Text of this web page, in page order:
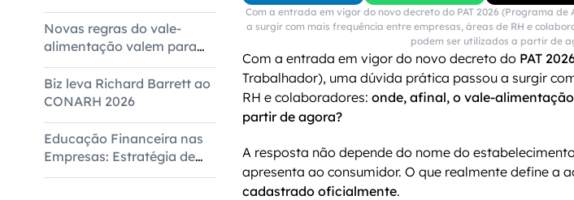
evento
Novas regras do vale-
alimentação valem para
todas as empresas
Biz leva Richard Barrett ao
CONARH 2026
Educação Financeira nas
Empresas: Estratégia de
Bem-Estar Corporativo
Com a entrada em vigor do novo decreto do PAT 2026 (Programa
a surgir com mais frequência entre empresas, áreas de RH e
podem ser utilizados a partir de
Com a entrada em vigor do novo decreto do PAT
Trabalhador), uma dúvida prática passou a surgir
RH e colaboradores: onde, afinal, o vale-
partir de agora?
A resposta não depende do nome do
apresenta ao consumidor. O que realmente define a
cadastrado oficialmente.